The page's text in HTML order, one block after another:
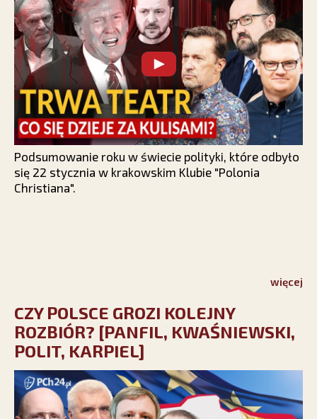
Podsumowanie roku w świecie polityki, które odbyło
się 22 stycznia w krakowskim Klubie "Polonia
Christiana".
więcej
CZY POLSCE GROZI KOLEJNY
ROZBIÓR? [PANFIL, KWAŚNIEWSKI,
POLIT, KARPIEL]